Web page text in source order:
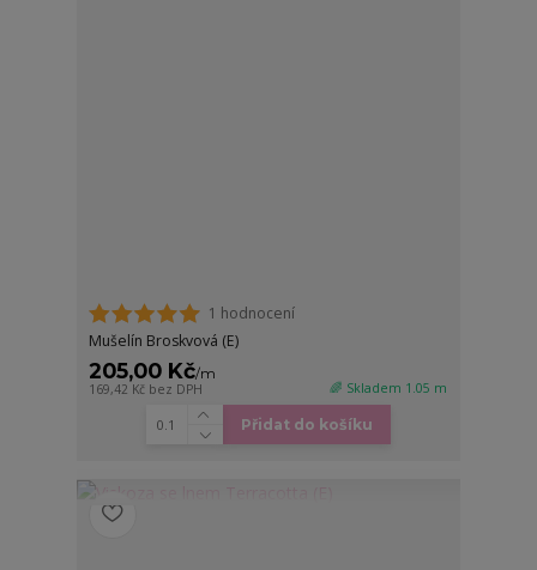
1 hodnocení
Mušelín Broskvová (E)
205,00 Kč/m
169,42 Kč bez DPH 🌈 Skladem 1.05 m
Přidat do košíku